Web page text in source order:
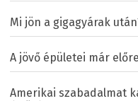
Mi jön a gigagyárak
A jövő épületei már
Amerikai szabadalmat